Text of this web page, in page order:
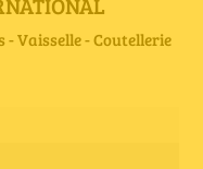
Vaisselle - Coutellerie